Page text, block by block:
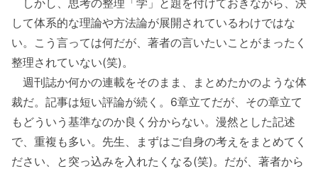
して体系的な理論や方法論が展開されているわけではな
い。こう言っては何だが、著者の言いたいことがまったく
整理されていない(笑)。
週刊誌か何かの連載をそのまま、まとめたかのような体
裁だ。記事は短い評論が続く。6章立てだが、その章立て
もどういう基準なのか良く分からない。漫然とした記述
で、重複も多い。先生、まずはご自身の考えをまとめてく
ださい、と突っ込みを入れたくなる(笑)。だが、著者から